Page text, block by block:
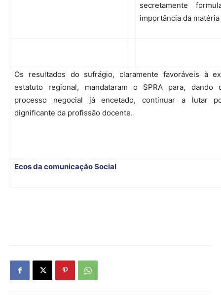
secretamente
importância da
Os resultados do sufrágio, claramente favoráveis à
estatuto regional, mandataram o SPRA para, dando
processo negocial já encetado, continuar a lutar
dignificante da profissão docente.
Ecos da comunicação Social